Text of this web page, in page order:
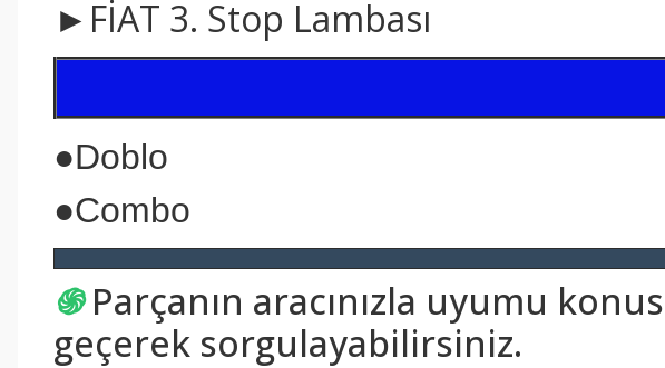
►FİAT 3. Stop Lambası
●Doblo
●Combo
֍ Parçanın aracınızla uyumu
geçerek sorgulayabilirsiniz.